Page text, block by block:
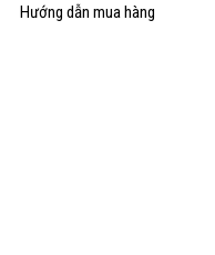
Hướng dẫn mua hàng